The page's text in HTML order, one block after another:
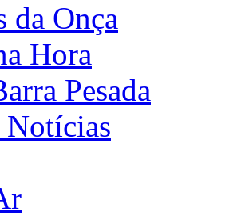
da Onça
Hora
Pesada
Notícias